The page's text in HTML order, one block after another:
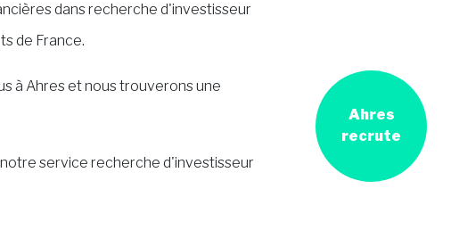
Ahres
recrute
dans recherche d'investisseur
de France.
à Ahres et nous trouverons une
service recherche d'investisseur